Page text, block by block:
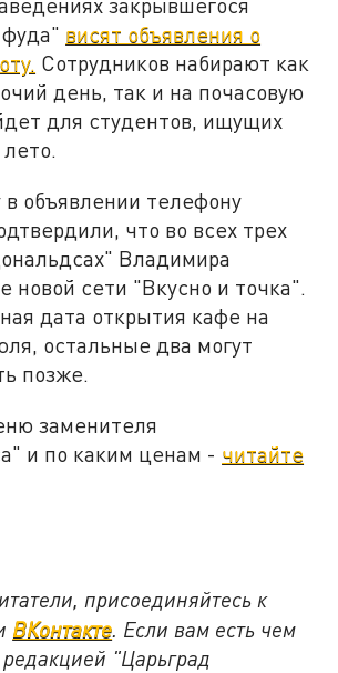
закрывшегося
висят объявления о
Сотрудников набирают как
день, так и на почасовую
для студентов, ищущих
в объявлении телефону
что во всех трех
Владимира
новой сети "Вкусно и точка".
дата открытия кафе на
остальные два могут
позже.
заменителя
и по каким ценам - читайте
присоединяйтесь к
ВКонтакте. Если вам есть чем
редакцией "Царьград